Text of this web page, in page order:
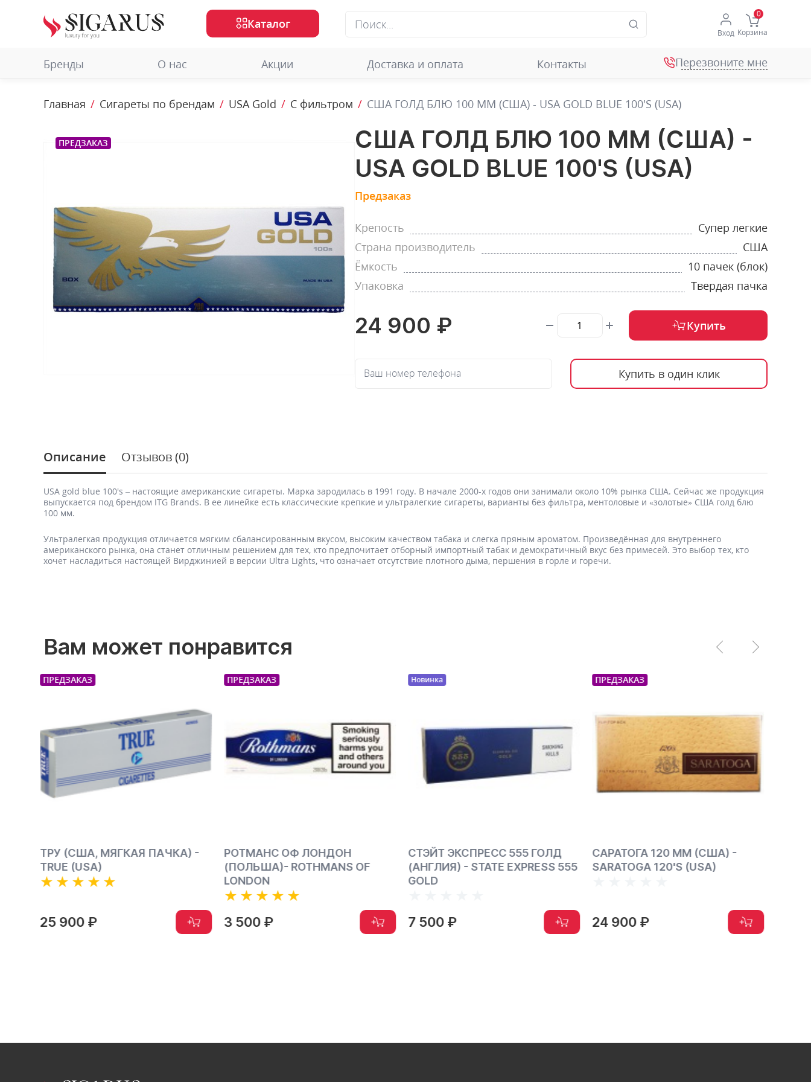
Вход Корзина
Бренды О нас Акции Доставка и оплата Контакты
Каталог
Перезвоните мне
Главная Сигареты по брендам USA Gold С фильтром США ГОЛД БЛЮ 100 ММ (США) - USA GOLD BLUE 100'S (USA)
ПРЕДЗАКАЗ
США ГОЛД БЛЮ 100 ММ (США) -
USA GOLD BLUE 100'S (USA)
Предзаказ
Крепость
Супер легкие
Страна производитель
США
Ёмкость
10 пачек (блок)
Упаковка
Твердая пачка
24 900 ₽ Купить
Ваш номер телефона Купить в один клик
Описание Отзывов (0)
USA gold blue 100's – настоящие американские сигареты. Марка зародилась в 1991 году. В начале 2000-х годов они занимали около 10% рынка США. Сейчас же продукция
выпускается под брендом ITG Brands. В ее линейке есть классические крепкие и ультралегкие сигареты, варианты без фильтра, ментоловые и «золотые» США голд блю
100 мм.
Ультралегкая продукция отличается мягким сбалансированным вкусом, высоким качеством табака и слегка пряным ароматом. Произведённая для внутреннего
американского рынка, она станет отличным решением для тех, кто предпочитает отборный импортный табак и демократичный вкус без примесей. Это выбор тех, кто
хочет насладиться настоящей Вирджинией в версии Ultra Lights, что означает отсутствие плотного дыма, першения в горле и горечи.
Вам может понравится
ПРЕДЗАКАЗ
РОТМАНС ОФ ЛОНДОН
(ПОЛЬША)- ROTHMANS OF
LONDON
3 500 ₽
Новинка
СТЭЙТ ЭКСПРЕСС 555 ГОЛД
(АНГЛИЯ) - STATE EXPRESS 555
GOLD
7 500 ₽
ПРЕДЗАКАЗ
САРАТОГА 120 ММ (США) -
SARATOGA 120'S (USA)
24 900 ₽
ПРЕДЗАКАЗ
САРАТОГА МЕНТОЛ 120 ММ
(США) - SARATOGA MENTHOL
24 900 ₽